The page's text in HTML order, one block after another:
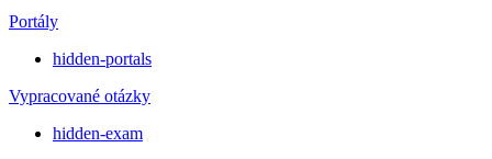
Portály
hidden-portals
Vypracované otázky
hidden-exam